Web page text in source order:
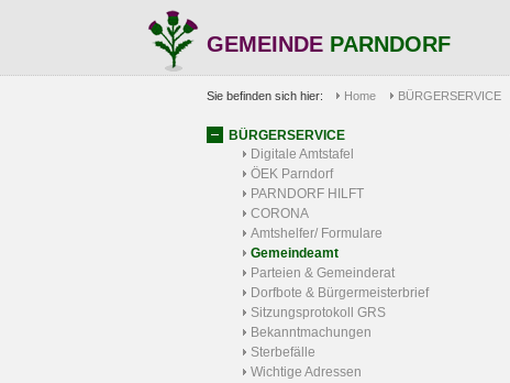
GEMEINDE PARNDORF
Sie befinden sich hier: Home BÜRGERSERVICE
BÜRGERSERVICE
Digitale Amtstafel
ÖEK Parndorf
PARNDORF HILFT
CORONA
Amtshelfer/ Formulare
Gemeindeamt
Parteien & Gemeinderat
Dorfbote & Bürgermeisterbrief
Sitzungsprotokoll GRS
Bekanntmachungen
Sterbefälle
Wichtige Adressen